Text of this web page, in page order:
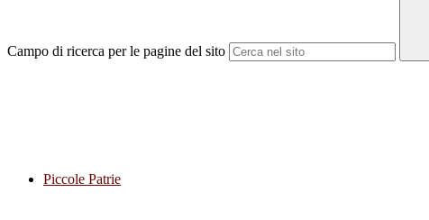
Campo di ricerca per le pagine del sito
Piccole Patrie